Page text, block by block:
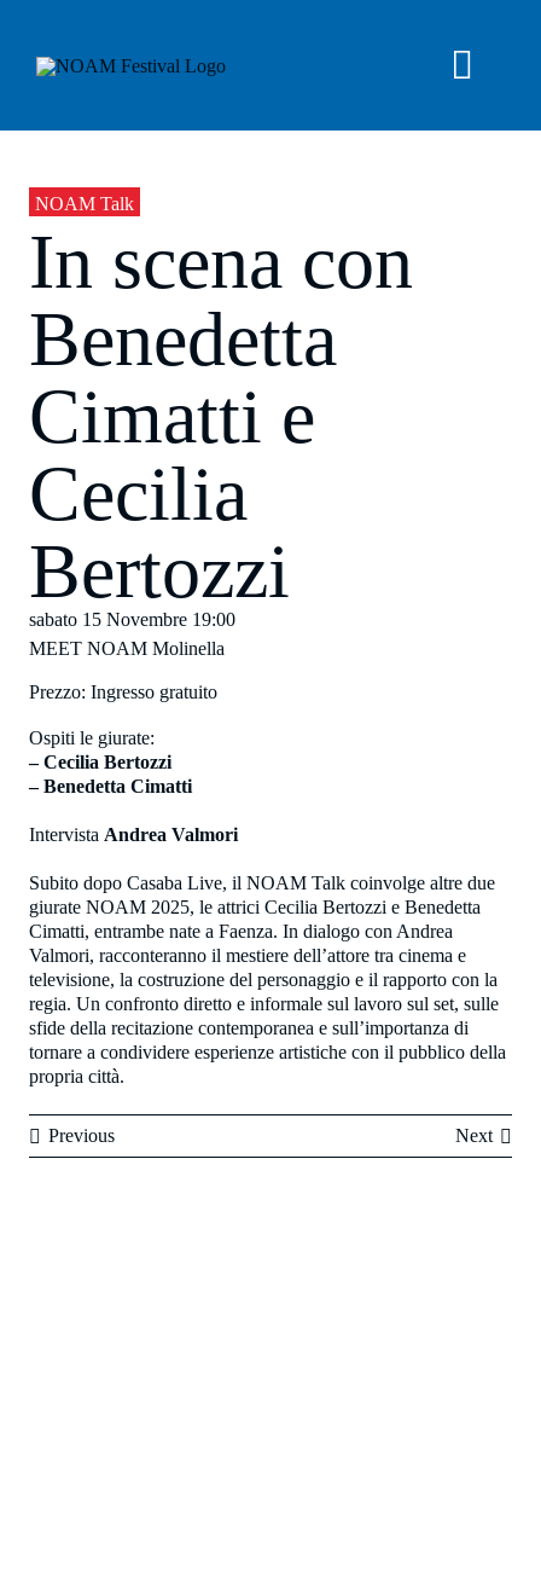
contenuto
News
Archivio
NOAM Talk
In scena con
Benedetta
Cimatti e
Cecilia
Bertozzi
sabato 15 Novembre 19:00
MEET NOAM Molinella
Prezzo: Ingresso gratuito
Ospiti le giurate:
– Cecilia Bertozzi
– Benedetta Cimatti
Intervista Andrea Valmori
Subito dopo Casaba Live, il NOAM Talk coinvolge altre due
giurate NOAM 2025, le attrici Cecilia Bertozzi e Benedetta
Cimatti, entrambe nate a Faenza. In dialogo con Andrea
Valmori, racconteranno il mestiere dell’attore tra cinema e
televisione, la costruzione del personaggio e il rapporto con la
regia. Un confronto diretto e informale sul lavoro sul set, sulle
sfide della recitazione contemporanea e sull’importanza di
tornare a condividere esperienze artistiche con il pubblico della
propria città.
Previous Next